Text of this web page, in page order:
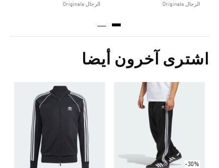
الرجال Originals الرجال Originals
اشترى آخرون أيضا
-30%